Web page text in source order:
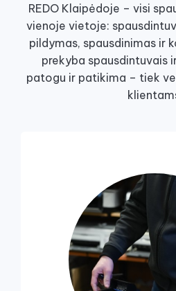
REDO Klaipėdoje – visi
vienoje vietoje:
pildymas, spausdinimas ir
prekyba spausdintuvais
patogu ir patikima – tiek